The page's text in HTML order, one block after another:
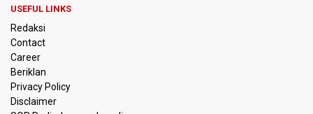
Libya
Polisi Selidiki Temuan Senjata Api di Yayasan Sekolah
995 Senjata Api Ditemukan di Sekolah Swasta di Pondok
Pinang, Jakarta Selatan
USEFUL LINKS
Redaksi
Contact
Career
Beriklan
Privacy Policy
Disclaimer